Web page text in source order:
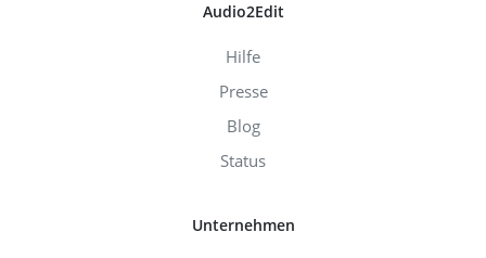
Audio2Edit
Hilfe
Presse
Blog
Status
Unternehmen